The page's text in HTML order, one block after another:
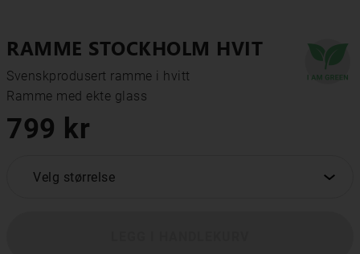
RAMME STOCKHOLM HVIT
Svenskprodusert ramme i hvitt
Ramme med ekte glass
799 kr
Velg størrelse